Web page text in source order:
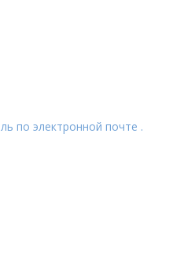
по электронной почте .